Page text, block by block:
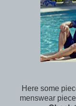
Here some
menswear